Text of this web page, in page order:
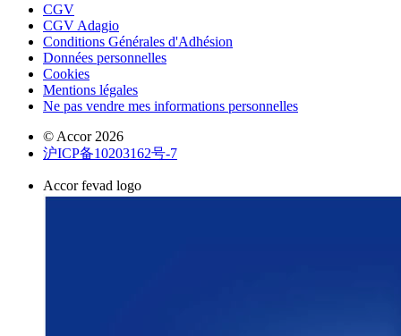
CGV
CGV Adagio
Conditions Générales d'Adhésion
Données personnelles
Cookies
Mentions légales
Ne pas vendre mes informations personnelles
© Accor 2026
沪ICP备10203162号-7
Accor fevad logo